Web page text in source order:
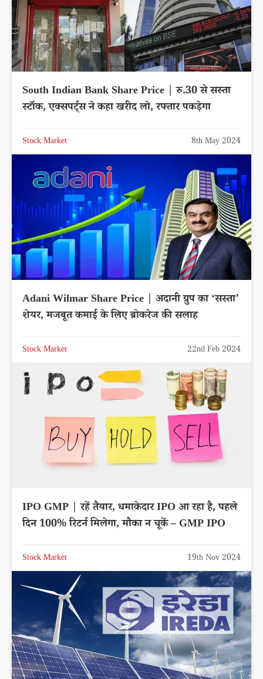
South Indian Bank Share Price | रु.30 से सस्ता
स्टॉक, एक्सपर्ट्स ने कहा खरीद लो, रफ्तार पकड़ेगा
Stock Market 8th May 2024
Adani Wilmar Share Price | अदानी ग्रुप का ‘सस्ता’
शेयर, मजबूत कमाई के लिए ब्रोकरेज की सलाह
Stock Market 22nd Feb 2024
IPO GMP | रहें तैयार, धमाकेदार IPO आ रहा है, पहले
दिन 100% रिटर्न मिलेगा, मौका न चूकें – GMP IPO
Stock Market 19th Nov 2024